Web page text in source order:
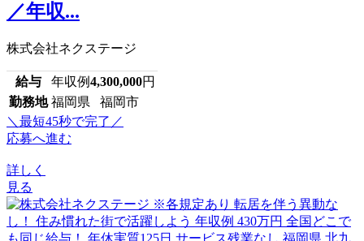
／年収...
株式会社ネクステージ
給与 年収例4,300,000円
勤務地 福岡県 福岡市
＼最短45秒で完了／
応募へ進む
詳しく
見る